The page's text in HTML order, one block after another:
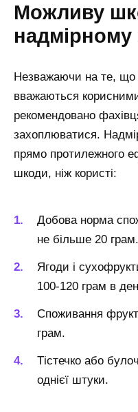
Можливу
надмірному
Незважаючи на те, що
вважаються
рекомендовано
захоплюватися.
прямо протилежного
шкоди, ніж користі:
Добова норма
не більше 20 грам.
Ягоди і
100-120 грам в
Споживання
грам.
Тістечко або
однієї штуки.